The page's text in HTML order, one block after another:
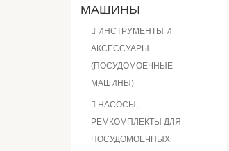
МАШИНЫ
ИНСТРУМЕНТЫ И
АКСЕССУАРЫ
(ПОСУДОМОЕЧНЫЕ
МАШИНЫ)
НАСОСЫ,
РЕМКОМПЛЕКТЫ ДЛЯ
ПОСУДОМОЕЧНЫХ